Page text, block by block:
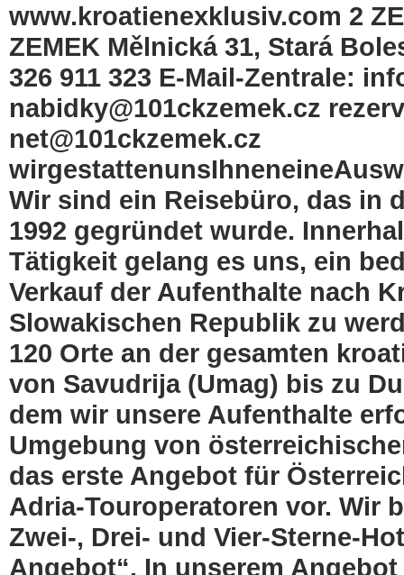
www.kroatienexklusiv.com 2
ZEMEK Mělnická 31, Stará
326 911 323 E-Mail-Zentrale:
nabidky@101ckzemek.cz
net@101ckzemek.cz
Wir sind ein Reisebüro, das in
1992 gegründet wurde.
Tätigkeit gelang es uns, ein
Verkauf der Aufenthalte nach
Slowakischen Republik zu
120 Orte an der gesamten
von Savudrija (Umag) bis zu
dem wir unsere Aufenthalte
Umgebung von
das erste Angebot für
Adria-Touroperatoren vor. Wir
Zwei-, Drei- und Vier-Sterne-
Angebot“. In unserem